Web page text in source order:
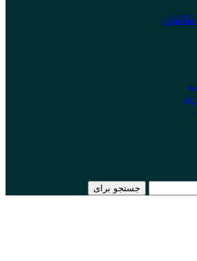
جستجو برای